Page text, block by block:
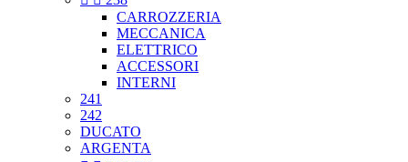
CARROZZERIA
MECCANICA
ELETTRICO
ACCESSORI
INTERNI
241
242
DUCATO
ARGENTA